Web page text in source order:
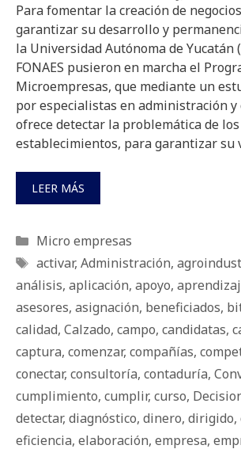
Para fomentar la creación de
garantizar su desarrollo y
la Universidad Autónoma de Yucatán
FONAES pusieron en marcha el
Microempresas, que mediante un
por especialistas en administración y
ofrece detectar la problemática de
establecimientos, para garantizar su
LEER MÁS
Categorías
Micro empresas
Etiquetas
activar, Administración,
análisis, aplicación, apoyo,
asesores, asignación, beneficiados,
calidad, Calzado, campo, candidatas,
captura, comenzar, compañías,
conectar, consultoría, contaduría,
cumplimiento, cumplir, curso,
detectar, diagnóstico, dinero, dirigido,
eficiencia, elaboración, empresa,